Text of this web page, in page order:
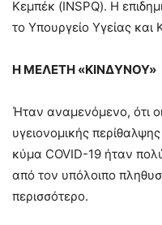
Κεμπέκ (INSPQ). Η
το Υπουργείο Υγείας
Η ΜΕΛΕΤΗ «ΚΙΝΔΥΝΟΥ»
Ήταν αναμενόμενο, ότι
υγειονομικής
κύμα COVID-19 ήταν
από τον υπόλοιπο
περισσότερο.